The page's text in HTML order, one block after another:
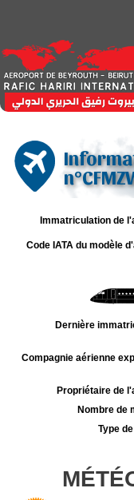
Immatriculation de
Code IATA du modèle
Dernière
Compagnie aérienne
Propriétaire de
Nombre de
Type